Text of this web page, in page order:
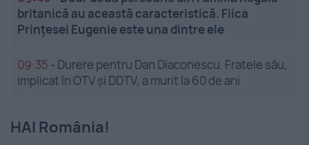
britanică au această caracteristică. Fiica
Prințesei Eugenie este una dintre ele
09:35 - Durere pentru Dan Diaconescu. Fratele său,
implicat în OTV și DDTV, a murit la 60 de ani
HAI România!